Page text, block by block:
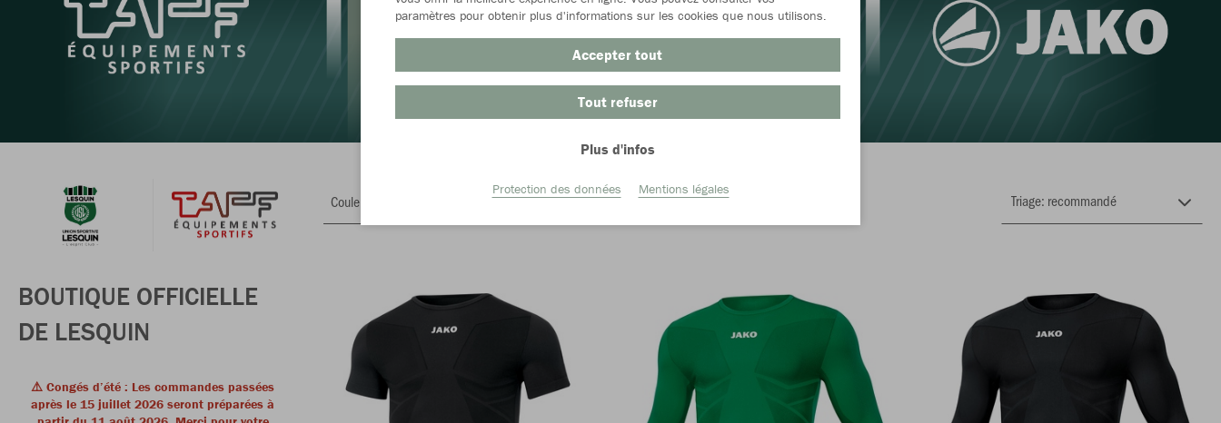
BOUTIQUE OFFICIELLE
DE LESQUIN
⚠️ Congés d’été : Les commandes passées
après le 15 juillet 2026 seront préparées à
Couleur Taille
paramètres pour obtenir plus d'informations sur les cookies que nous utilisons.
Accepter tout
Tout refuser
Plus d'infos
Protection des données Mentions légales